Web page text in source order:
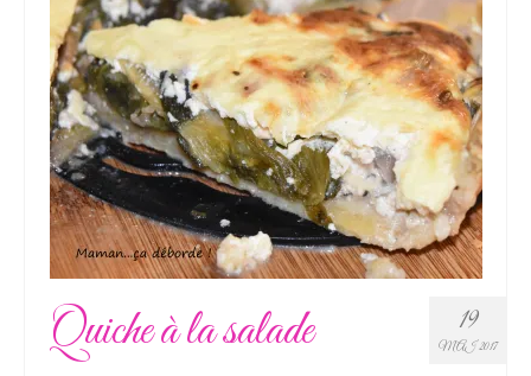
19
MAI 2017
Quiche à la salade